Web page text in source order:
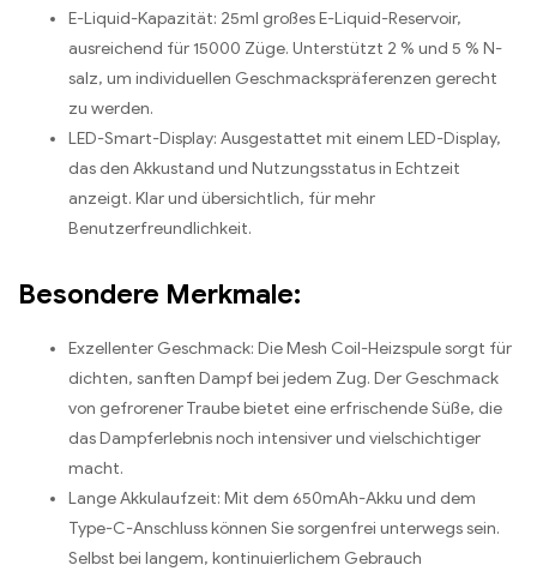
E-Liquid-Kapazität: 25ml großes E-Liquid-Reservoir,
ausreichend für 15000 Züge. Unterstützt 2 % und 5 % N-
salz, um individuellen Geschmackspräferenzen gerecht
zu werden.
LED-Smart-Display: Ausgestattet mit einem LED-Display,
das den Akkustand und Nutzungsstatus in Echtzeit
anzeigt. Klar und übersichtlich, für mehr
Benutzerfreundlichkeit.
Besondere Merkmale:
Exzellenter Geschmack: Die Mesh Coil-Heizspule sorgt für
dichten, sanften Dampf bei jedem Zug. Der Geschmack
von gefrorener Traube bietet eine erfrischende Süße, die
das Dampferlebnis noch intensiver und vielschichtiger
macht.
Lange Akkulaufzeit: Mit dem 650mAh-Akku und dem
Type-C-Anschluss können Sie sorgenfrei unterwegs sein.
Selbst bei langem, kontinuierlichem Gebrauch